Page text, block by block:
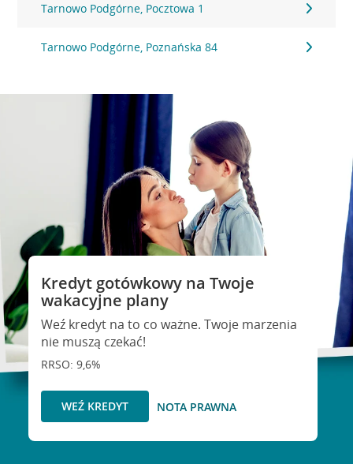
Tarnowo Podgórne, Pocztowa 1
Tarnowo Podgórne, Poznańska 84
Kredyt gotówkowy na Twoje
wakacyjne plany
Weź kredyt na to co ważne. Twoje marzenia
nie muszą czekać!
RRSO: 9,6%
WEŹ KREDYT NOTA PRAWNA